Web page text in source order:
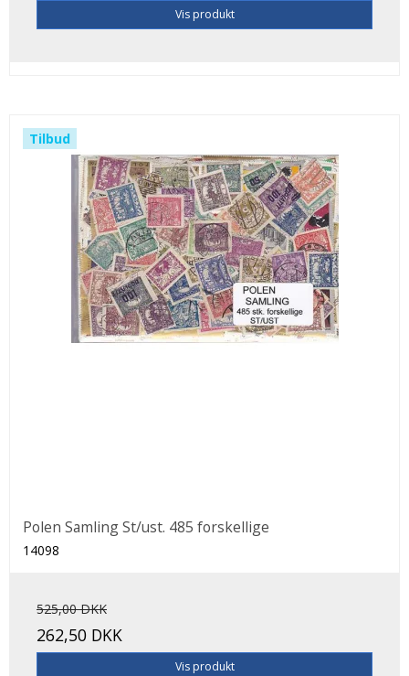
Vis produkt
Tilbud
Polen Samling St/ust. 485 forskellige
14098
525,00 DKK
262,50 DKK
Vis produkt